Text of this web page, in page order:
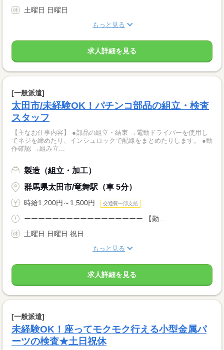
土曜日 日曜日
もっと見る
求人詳細を見る
[一般派遣]
太田市/未経験OK！パチンコ部品の組立・検査
スタッフ
【主なお仕事内容】 ●部品の組立・結束 →電動ドライバーを使用し
てネジを締めたり、インシュロックで配線をまとめたりします。 ●動
作確認 →組み立...
製造（組立・加工）
群馬県太田市/竜舞駅（車 5分）
時給1,200円～1,500円 交通費一部支給
ーーーーーーーーーーーーーーーーー 【勤...
土曜日 日曜日 祝日
もっと見る
求人詳細を見る
[一般派遣]
未経験OK！座ってモクモク行える小型金属パ
ーツの検査★土日祝休